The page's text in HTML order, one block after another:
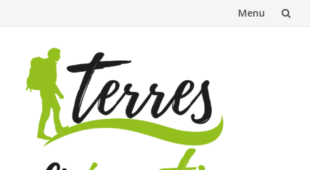
Menu
contenu